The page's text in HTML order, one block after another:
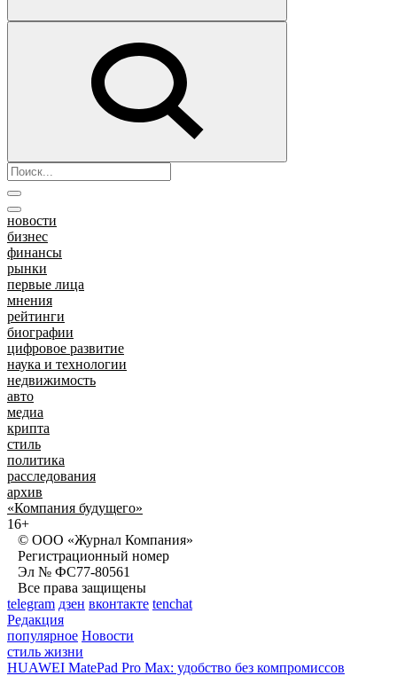
новости
бизнес
финансы
рынки
первые лица
мнения
рейтинги
биографии
цифровое развитие
наука и технологии
недвижимость
авто
медиа
крипта
стиль
политика
расследования
архив
«Компания будущего»
16+
© ООО «Журнал Компания»
Регистрационный номер
Эл № ФС77-80561
Все права защищены
telegram дзен вконтакте tenchat
Редакция
популярное Новости
стиль жизни
HUAWEI MatePad Pro Max: удобство без компромиссов